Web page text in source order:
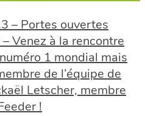
– Portes ouvertes
Venez à la rencontre
1 mondial mais
de l’équipe de
Letscher, membre
!